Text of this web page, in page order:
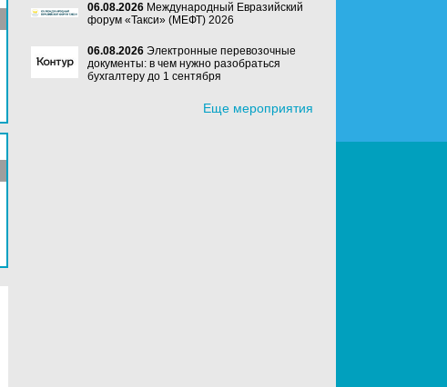
06.08.2026 Международный Евразийский
форум «Такси» (МЕФТ) 2026
06.08.2026 Электронные перевозочные
документы: в чем нужно разобраться
бухгалтеру до 1 сентября
Еще мероприятия